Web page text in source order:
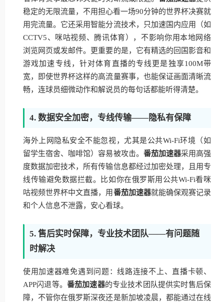
稳定的无限流量，不用担心看一场90分钟的世界杯决赛就
用完流量。它还采用智能分流技术，只加速国内应用（如
CCTV5、咪咕视频、腾讯体育），不影响你用本地网络
浏览网页或发邮件。更重要的是，它有精选的回国影音和
游戏加速专线，针对体育直播的专线更是独享100M带
宽，即使世界杯这样的高流量赛事，也能保证画面清晰流
畅，连球员细微动作和解说员的每句话都能听得清楚。
4. 数据安全加密，专线传输——隐私有保障
海外上网隐私安全不能忽视，尤其是公共Wi-Fi环境（如
留学生宿舍、咖啡馆）容易被攻击。 番茄加速器采用高强
度数据加密技术，所有传输信息都经过加密处理，且用专
线传输避免数据拦截。比如你在俄罗斯用公共Wi-Fi看咪
咕视频世界杯中文直播，用番茄加速器就能确保观赛记录
和个人信息不泄露，安心看球。
5. 售后实时保障，专业技术团队——有问题随
时解决
使用加速器难免遇到问题：线路连接不上、直播卡顿、
APP闪退等。 番茄加速器的专业技术团队提供实时售后保
障，不管你在俄罗斯深夜还是新加坡凌晨，都能通过在线